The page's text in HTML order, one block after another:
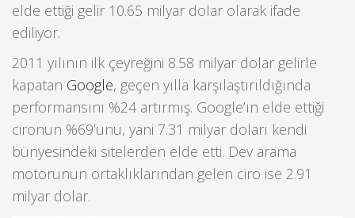
elde ettiği gelir 10.65 milyar dolar olarak ifade
ediliyor.
2011 yılının ilk çeyreğini 8.58 milyar dolar gelirle
kapatan Google, geçen yılla karşılaştırıldığında
performansını %24 artırmış. Google’ın elde ettiği
cironun %69’unu, yani 7.31 milyar doları kendi
bünyesindeki sitelerden elde etti. Dev arama
motorunun ortaklıklarından gelen ciro ise 2.91
milyar dolar.